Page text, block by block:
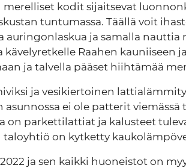
merelliset kodit sijaitsevat
tuntumassa. Täällä voit
auringonlaskua ja samalla nauttia
Raahen kauniiseen ja
ja talvella pääset hiihtämää
ja vesikiertoinen
asunnossa ei ole patterit viemässä
on parkettilattiat ja kalusteet
taloyhtiö on kytketty
ja sen kaikki huoneistot on